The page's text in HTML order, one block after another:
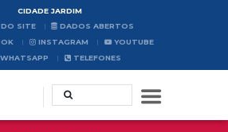
CIDADE JARDIM
SITE
DADOS ABERTOS
INSTAGRAM
YOUTUBE
WHATSAPP
TELEFONES